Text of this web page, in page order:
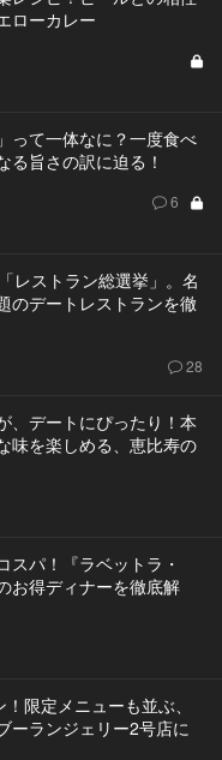
ローカレー
って一体なに？一度食べ
る旨さの訳に迫る！
6
レストラン総選挙」。名
のデートレストランを徹
28
、デートにぴったり！本
味を楽しめる、恵比寿の
スパ！『ラベットラ・
お得ディナーを徹底解
限定メニューも並ぶ、
ーランジェリー2号店に